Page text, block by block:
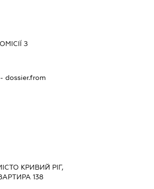
З
- dossier.from
КРИВИЙ РІГ,
138